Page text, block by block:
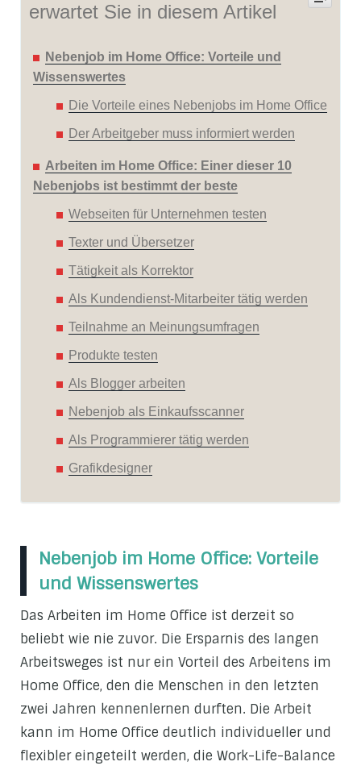
erwartet Sie in diesem Artikel
Nebenjob im Home Office: Vorteile und
Wissenswertes
Die Vorteile eines Nebenjobs im Home Office
Der Arbeitgeber muss informiert werden
Arbeiten im Home Office: Einer dieser 10
Nebenjobs ist bestimmt der beste
Webseiten für Unternehmen testen
Texter und Übersetzer
Tätigkeit als Korrektor
Als Kundendienst-Mitarbeiter tätig werden
Teilnahme an Meinungsumfragen
Produkte testen
Als Blogger arbeiten
Nebenjob als Einkaufsscanner
Als Programmierer tätig werden
Grafikdesigner
Nebenjob im Home Office: Vorteile
und Wissenswertes
Das Arbeiten im Home Office ist derzeit so
beliebt wie nie zuvor. Die Ersparnis des langen
Arbeitsweges ist nur ein Vorteil des Arbeitens im
Home Office, den die Menschen in den letzten
zwei Jahren kennenlernen durften. Die Arbeit
kann im Home Office deutlich individueller und
flexibler eingeteilt werden, die Work-Life-Balance